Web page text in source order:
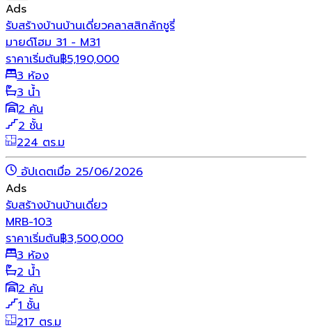
Ads
รับสร้างบ้านบ้านเดี่ยวคลาสสิกลักชูรี่
มายด์โฮม 31 - M31
ราคาเริ่มต้น฿5,190,000
3 ห้อง
3 น้ำ
2 คัน
2 ชั้น
224 ตร.ม
อัปเดตเมื่อ 25/06/2026
Ads
รับสร้างบ้านบ้านเดี่ยว
MRB-103
ราคาเริ่มต้น฿3,500,000
3 ห้อง
2 น้ำ
2 คัน
1 ชั้น
217 ตร.ม